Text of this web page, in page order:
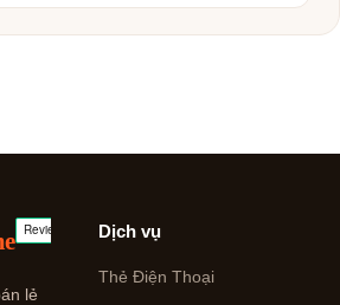
lẻ
Dịch vụ
Thẻ Điện Thoại